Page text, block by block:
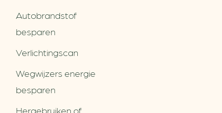
Autobrandstof
besparen
Verlichtingscan
Wegwijzers energie
besparen
Hergebruiken of